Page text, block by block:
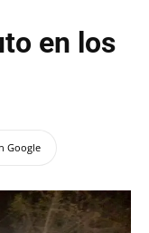
en los
Google